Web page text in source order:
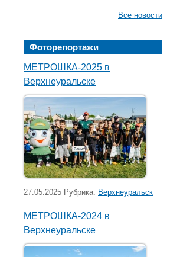
Все новости
Фоторепортажи
МЕТРОШКА-2025 в
Верхнеуральске
27.05.2025 Рубрика: Верхнеуральск
МЕТРОШКА-2024 в
Верхнеуральске